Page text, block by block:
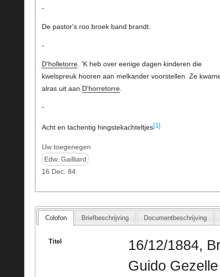
-
De pastor's roo broek band brandt.
-
D'holletorre. 'K heb over eenige dagen kinderen die
kwelspreuk hooren aan melkander voorstellen. Ze
alras uit aan D'horretorre.
-
Acht en tachentig hingstekachteltjes[1]
Uw toegenegen
Edw. Gailliard
16 Dec. 84.
Colofon Briefbeschrijving Documentbeschrijving
Titel
16/12/1884,
Guido Gezelle